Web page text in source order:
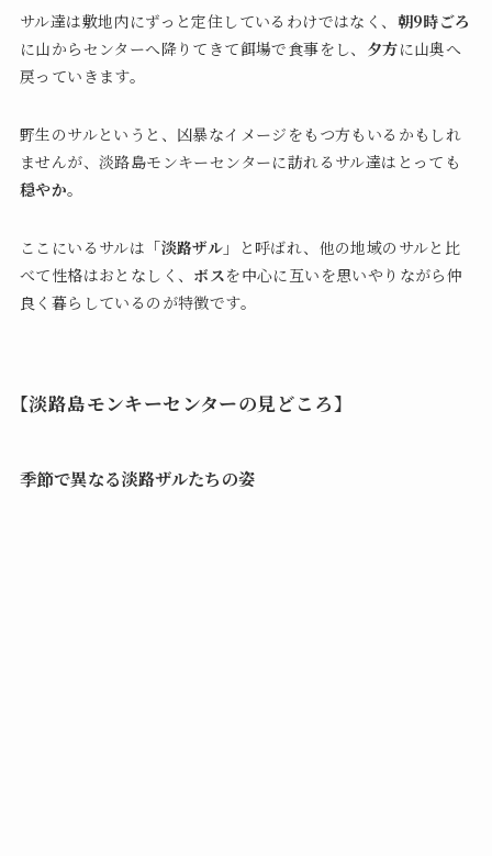
サル達は敷地内にずっと定住しているわけではなく、 朝9時ごろ
に山からセンターへ降りてきて餌場で食事をし、 夕方に山奥へ
戻っていきます。
野生のサルというと、凶暴なイメージをもつ方もいるかもしれ
ませんが、淡路島モンキーセンターに訪れるサル達はとっても
穏やか。
ここにいるサルは 「淡路ザル」
と呼ばれ、他の地域のサルと比
べて性格はおとなしく、 ボスを中心に互いを思いやりながら仲
良く暮らしているのが特徴です。
【淡路島モンキーセンターの見どころ】
季節で異なる淡路ザルたちの姿